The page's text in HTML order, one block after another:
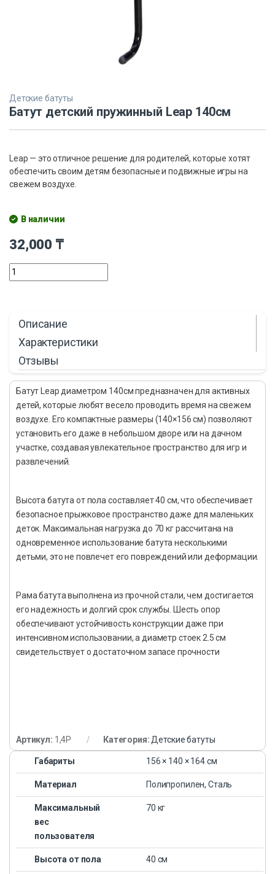
Детские батуты
Батут детский пружинный Leap 140см
Leap — это отличное решение для родителей, которые хотят
обеспечить своим детям безопасные и подвижные игры на
свежем воздухе.
В наличии
32,000 ₸
Описание
Характеристики
Отзывы
Батут Leap диаметром 140см предназначен для активных
детей, которые любят весело проводить время на свежем
воздухе. Его компактные размеры (140×156 см) позволяют
установить его даже в небольшом дворе или на дачном
участке, создавая увлекательное пространство для игр и
развлечений.
Высота батута от пола составляет 40 см, что обеспечивает
безопасное прыжковое пространство даже для маленьких
деток. Максимальная нагрузка до 70 кг рассчитана на
одновременное использование батута несколькими
детьми, это не повлечет его повреждений или деформации.
Рама батута выполнена из прочной стали, чем достигается
его надежность и долгий срок службы. Шесть опор
обеспечивают устойчивость конструкции даже при
интенсивном использовании, а диаметр стоек 2.5 см
свидетельствует о достаточном запасе прочности
Артикул: 1,4P Категория: Детские батуты
Габариты 156 × 140 × 164 см
Материал Полипропилен, Сталь
Максимальный
вес
пользователя
70 кг
Высота от пола 40 см